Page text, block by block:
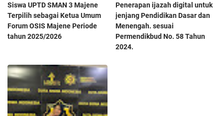
Siswa UPTD SMAN 3 Majene
Terpilih sebagai Ketua Umum
Forum OSIS Majene Periode
tahun 2025/2026
Penerapan ijazah digital untuk
jenjang Pendidikan Dasar dan
Menengah. sesuai
Permendikbud No. 58 Tahun
2024.